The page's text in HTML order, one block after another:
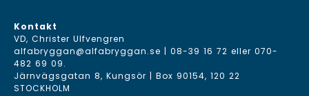
Kontakt
VD, Christer Ulfvengren
alfabryggan@alfabryggan.se | 08-39 16 72 eller 070-
482 69 09.
Järnvägsgatan 8, Kungsör | Box 90154, 120 22
STOCKHOLM